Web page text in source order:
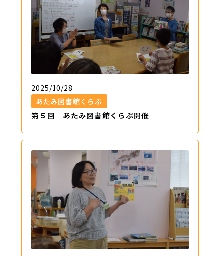
2025/10/28
あたみ図書館くらぶ
第５回 あたみ図書館くらぶ開催